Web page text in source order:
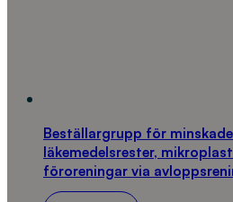
Beställargrupp för
läkemedelsrester,
föroreningar via